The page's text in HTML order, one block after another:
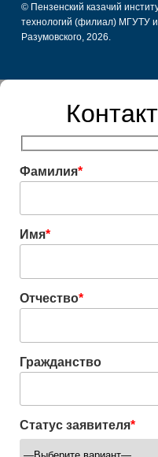
© Пензенский казачий
технологий (филиал) МГУТУ
Разумовского, 2026.
Фамилия*
Имя*
Отчество*
Гражданство
Статус заявителя*